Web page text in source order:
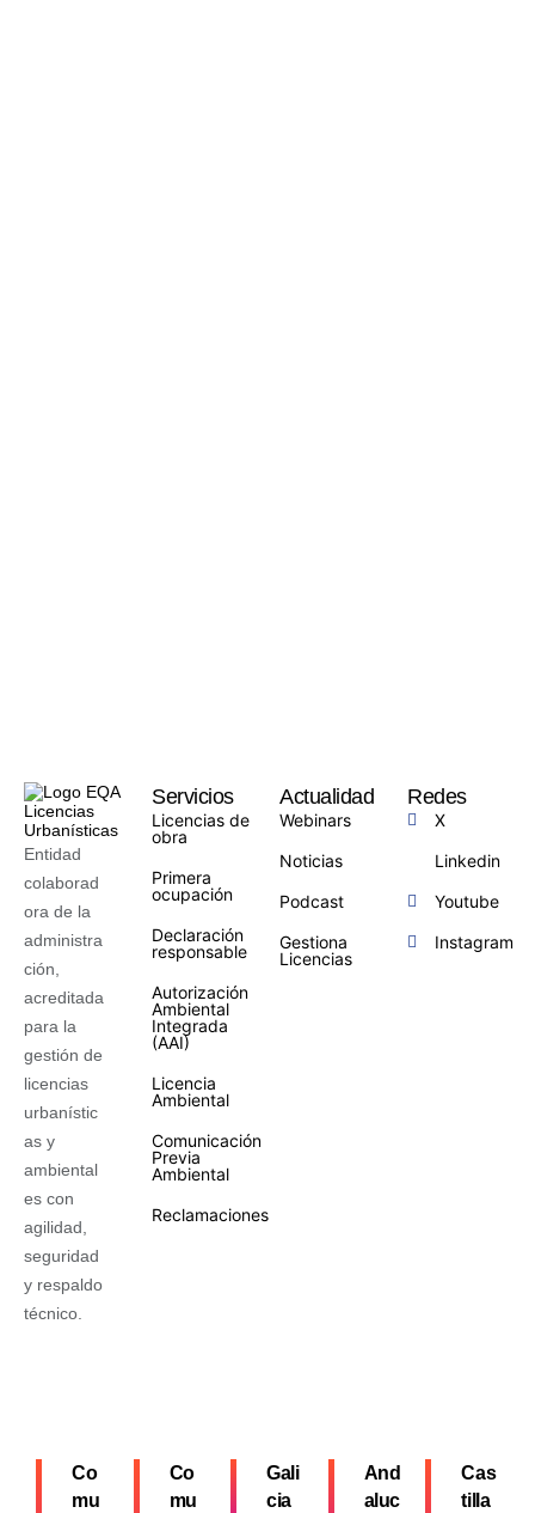
Entidad
colaborad
ora de la
administra
ción,
acreditada
para la
gestión de
licencias
urbanístic
as y
ambiental
es con
agilidad,
seguridad
y respaldo
técnico.
Servicios
Licencias de
obra
Primera
ocupación
Declaración
responsable
Autorización
Ambiental
Integrada
(AAI)
Licencia
Ambiental
Comunicación
Previa
Ambiental
Reclamaciones
Actualidad
Webinars
Noticias
Podcast
Gestiona
Licencias
Redes
X
Linkedin
Youtube
Instagram
Co
mu
Co
mu
Gali
cia
And
aluc
Cas
tilla